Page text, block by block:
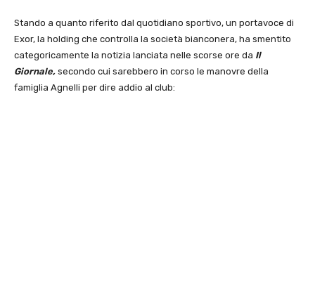
Stando a quanto riferito dal quotidiano sportivo, un portavoce di
Exor, la holding che controlla la società bianconera, ha smentito
categoricamente la notizia lanciata nelle scorse ore da Il
Giornale, secondo cui sarebbero in corso le manovre della
famiglia Agnelli per dire addio al club: